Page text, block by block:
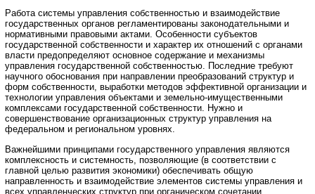
Работа системы управления собственностью и взаимодействие
государственных органов регламентированы законодательными и
нормативными правовыми актами. Особенности субъектов
государственной собственности и характер их отношений с органами
власти предопределяют основное содержание и механизмы
управления государственной собственностью. Последние требуют
научного обоснования при направлении преобразований структур и
форм собственности, выработки методов эффективной организации и
технологии управления объектами и земельно-имущественными
комплексами государственной собственности. Нужно и
совершенствование организационных структур управления на
федеральном и региональном уровнях.
Важнейшими принципами государственного управления являются
комплексность и системность, позволяющие (в соответствии с
главной целью развития экономики) обеспечивать общую
направленность и взаимодействие элементов системы управления и
всех управленческих структур при органическом сочетании